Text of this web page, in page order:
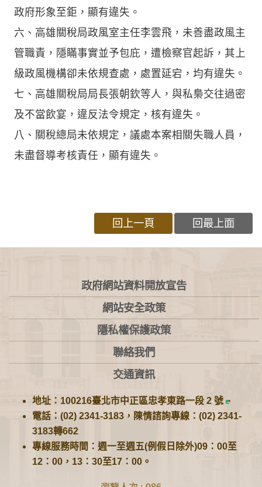
政府形象至鉅，顯有違失。
六、高雄關稅局政風室主任李雲飛，未善盡政風主
管職責，隱瞞事實並予包庇，遭檢察官起訴，其上
級政風機構卻未依規查處，處置延宕，均有違失。
七、高雄關稅局局長張朝欽等人，與私梟交往過密
及不當飲宴，違反法令規定，核有違失。
八、關稅總局未依規定，議處本案相關失職人員，
未盡督導考核責任，顯有違失。
回上一頁 回最上面
:::
政府網站資料開放宣告
網站安全政策
隱私權保護政策
聯絡我們
交通資訊
地址：100216臺北市中正區忠孝東路一段 2 號
電話：(02) 2341-3183，陳情諮詢專線：(02) 2341-
3183轉662
專線服務時間：週一至週五(例假日除外)09：00至
12：00，13：30至17：00。